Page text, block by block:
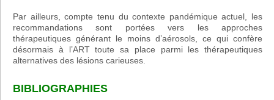
Par ailleurs, compte tenu du contexte pandémique actuel, les
recommandations sont portées vers les approches
thérapeutiques générant le moins d’aérosols, ce qui confère
désormais à l’ART toute sa place parmi les thérapeutiques
alternatives des lésions carieuses.
BIBLIOGRAPHIES